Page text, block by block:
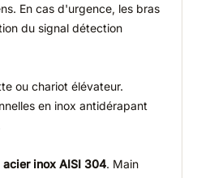
En cas d'urgence, les bras
du signal détection
ou chariot élévateur.
en inox antidérapant
acier inox AISI 304. Main